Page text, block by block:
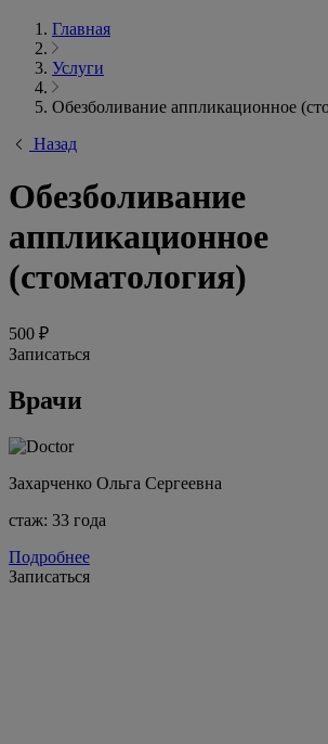
Главная
Услуги
Обезболивание аппликационное
Назад
Обезболивание
аппликационное
(стоматология)
500 ₽
Записаться
Врачи
Захарченко Ольга Сергеевна
стаж: 33 года
Подробнее
Записаться